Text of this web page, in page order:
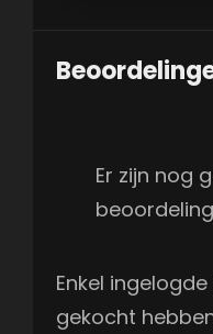
Er zijn nog
Enkel
gekocht